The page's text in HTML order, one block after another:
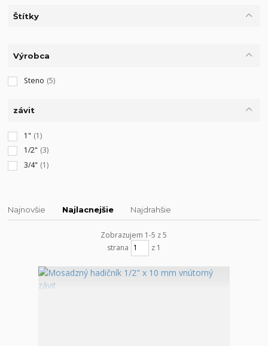
Štítky
Výrobca
Steno (5)
závit
1" (1)
1/2" (3)
3/4" (1)
Najnovšie Najlacnejšie Najdrahšie
Zobrazujem 1-5 z 5
strana
z 1